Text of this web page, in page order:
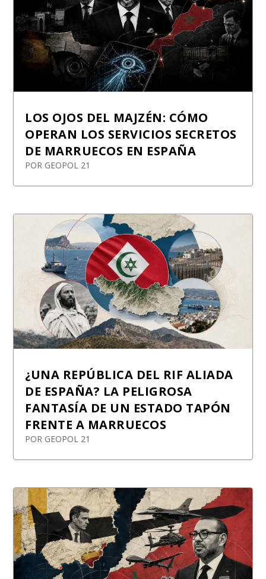
LOS OJOS DEL MAJZÉN: CÓMO
OPERAN LOS SERVICIOS SECRETOS
DE MARRUECOS EN ESPAÑA
POR GEOPOL 21
¿UNA REPÚBLICA DEL RIF ALIADA
DE ESPAÑA? LA PELIGROSA
FANTASÍA DE UN ESTADO TAPÓN
FRENTE A MARRUECOS
POR GEOPOL 21